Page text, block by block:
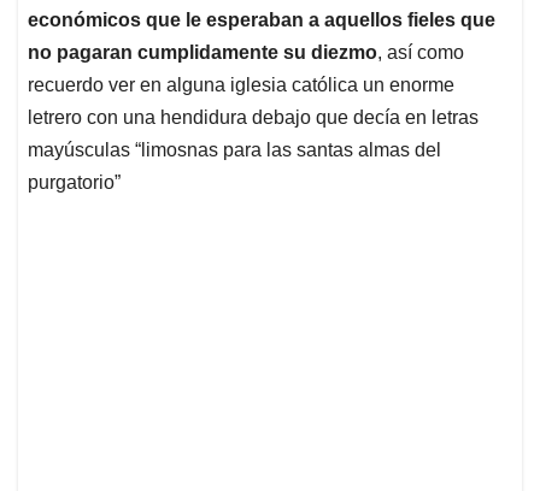
económicos que le esperaban a aquellos fieles que
no pagaran cumplidamente su diezmo, así como
recuerdo ver en alguna iglesia católica un enorme
letrero con una hendidura debajo que decía en letras
mayúsculas “limosnas para las santas almas del
purgatorio”